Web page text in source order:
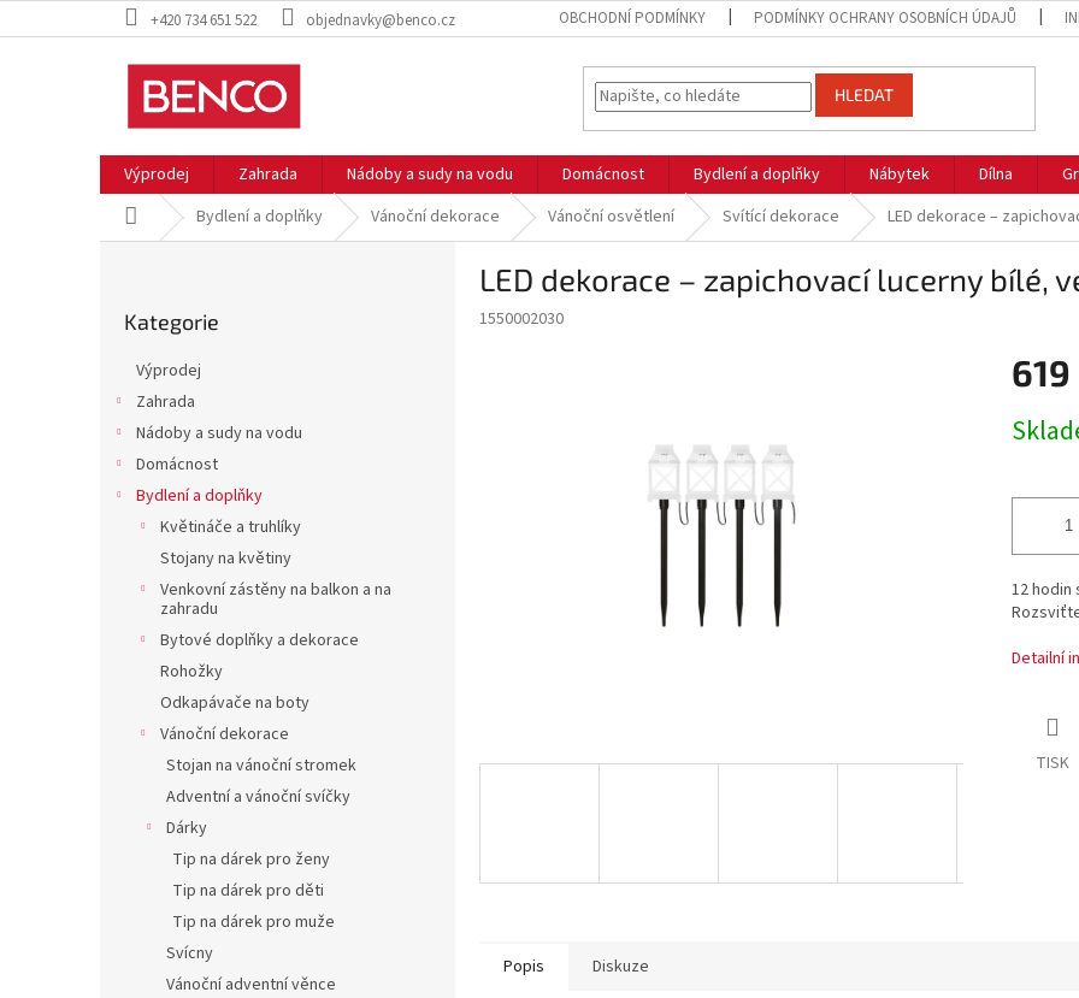
na
+420 734 651 522 objednavky@benco.cz OBCHODNÍ PODMÍNKY PODMÍNKY OCHRANY OSOBNÍCH ÚDAJŮ
HLEDAT
Výprodej Zahrada Nádoby a sudy na vodu Domácnost Bydlení a doplňky Nábytek Dílna
Domů Bydlení a doplňky Vánoční dekorace Vánoční osvětlení Svítící dekorace LED dekorace –
kategorie
Kategorie
Výprodej
Zahrada
Nádoby a sudy na vodu
Domácnost
Bydlení a doplňky
Květináče a truhlíky
Stojany na květiny
Venkovní zástěny na balkon a na
zahradu
Bytové doplňky a dekorace
Rohožky
Odkapávače na boty
Vánoční dekorace
Stojan na vánoční stromek
Adventní a vánoční svíčky
Dárky
Tip na dárek pro ženy
Tip na dárek pro děti
Tip na dárek pro muže
Svícny
Vánoční adventní věnce
LED dekorace – zapichovací lucerny bílé,
1550002030
619
cena:
12 hodin
Detailní
TISK
Popis Diskuze